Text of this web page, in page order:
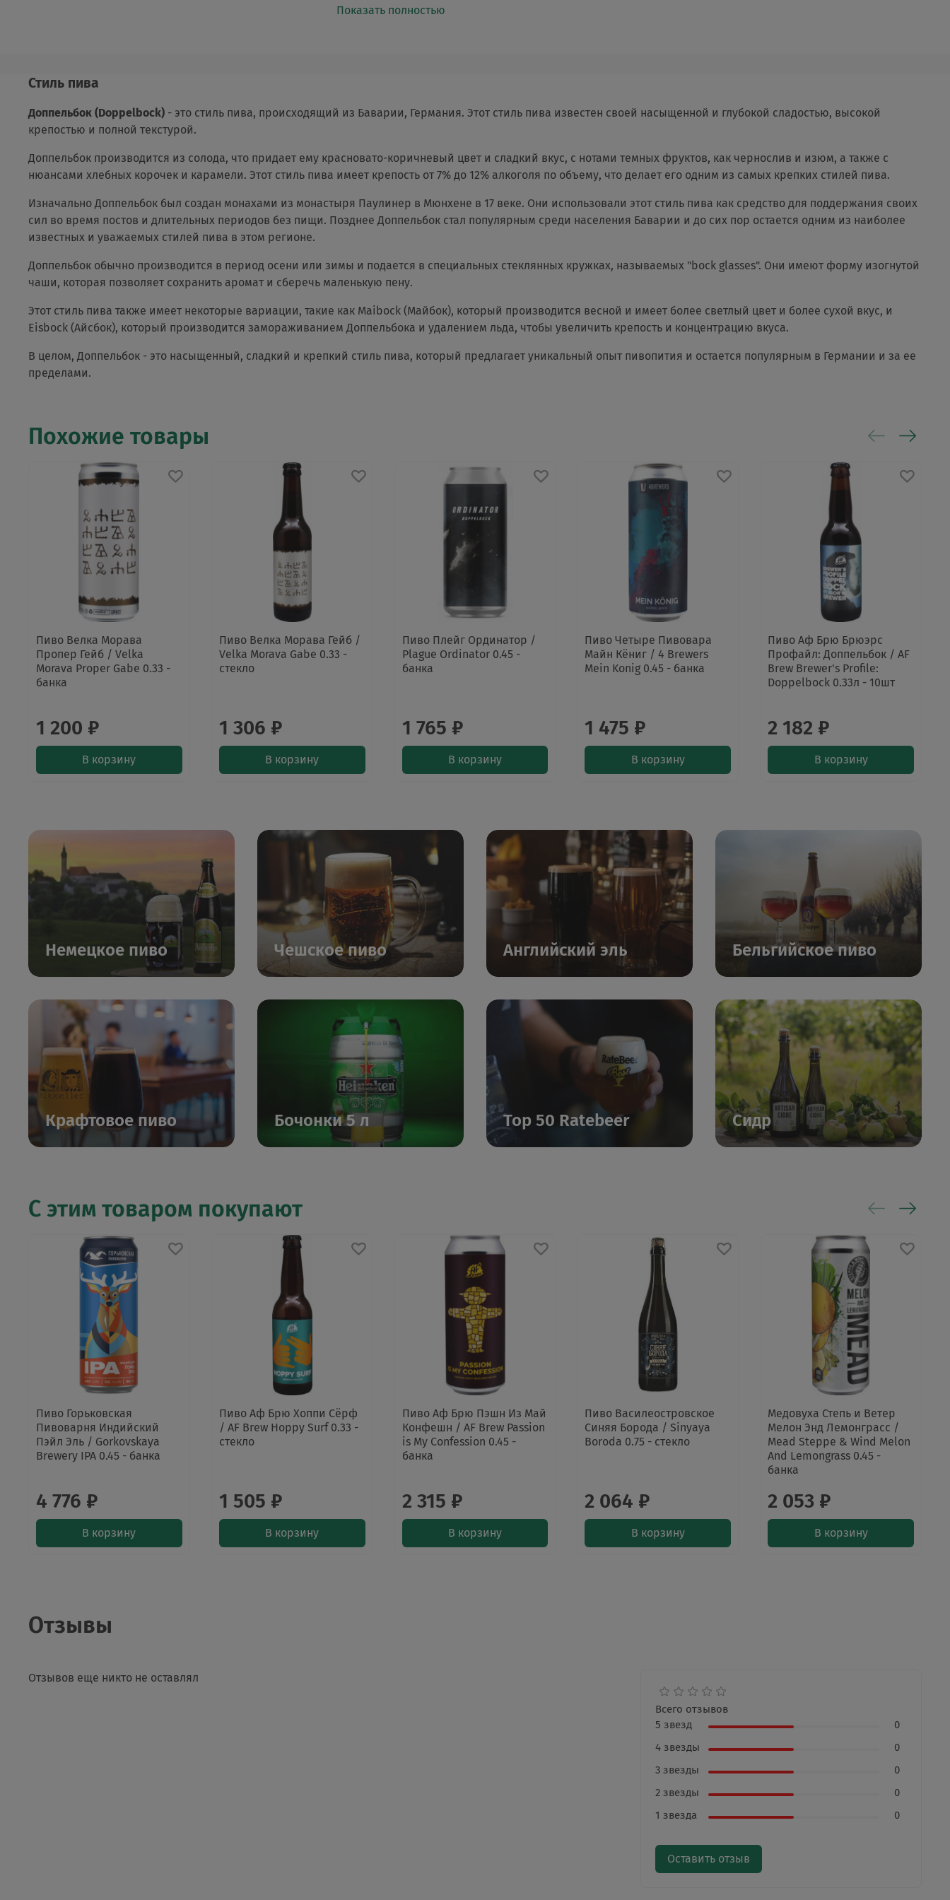
Показать полностью
Стиль пива
Доппельбок (Doppelbock) - это стиль пива, происходящий из Баварии, Германия. Этот стиль пива известен своей насыщенной и глубокой сладостью, высокой
крепостью и полной текстурой.
Доппельбок производится из солода, что придает ему красновато-коричневый цвет и сладкий вкус, с нотами темных фруктов, как чернослив и изюм, а также с
нюансами хлебных корочек и карамели. Этот стиль пива имеет крепость от 7% до 12% алкоголя по объему, что делает его одним из самых крепких стилей пива.
Изначально Доппельбок был создан монахами из монастыря Паулинер в Мюнхене в 17 веке. Они использовали этот стиль пива как средство для поддержания своих
сил во время постов и длительных периодов без пищи. Позднее Доппельбок стал популярным среди населения Баварии и до сих пор остается одним из наиболее
известных и уважаемых стилей пива в этом регионе.
Доппельбок обычно производится в период осени или зимы и подается в специальных стеклянных кружках, называемых "bock glasses". Они имеют форму изогнутой
чаши, которая позволяет сохранить аромат и сберечь маленькую пену.
Этот стиль пива также имеет некоторые вариации, такие как Maibock (Майбок), который производится весной и имеет более светлый цвет и более сухой вкус, и
Eisbock (Айсбок), который производится замораживанием Доппельбока и удалением льда, чтобы увеличить крепость и концентрацию вкуса.
В целом, Доппельбок - это насыщенный, сладкий и крепкий стиль пива, который предлагает уникальный опыт пивопития и остается популярным в Германии и за ее
пределами.
Похожие товары
Пиво Велка Морава
Пропер Гейб / Velka
Morava Proper Gabe 0.33 -
банка
1 200 ₽
В корзину
Пиво Велка Морава Гейб /
Velka Morava Gabe 0.33 -
стекло
1 306 ₽
В корзину
Пиво Плейг Ординатор /
Plague Ordinator 0.45 -
банка
1 765 ₽
В корзину
Пиво Четыре Пивовара
Майн Кёниг / 4 Brewers
Mein Konig 0.45 - банка
1 475 ₽
В корзину
Пиво Аф Брю Брюэрс
Профайл: Доппельбок / AF
Brew Brewer's Profile:
Doppelbock 0.33л - 10шт
2 182 ₽
В корзину
Немецкое пиво Чешское пиво Английский эль Бельгийское пиво
Крафтовое пиво Бочонки 5 л Top 50 Ratebeer Сидр
С этим товаром покупают
Пиво Горьковская
Пивоварня Индийский
Пэйл Эль / Gorkovskaya
Brewery IPA 0.45 - банка
4 776 ₽
В корзину
Пиво Аф Брю Хоппи Сёрф
/ AF Brew Hoppy Surf 0.33 -
стекло
1 505 ₽
В корзину
Пиво Аф Брю Пэшн Из Май
Конфешн / AF Brew Passion
is My Confession 0.45 -
банка
2 315 ₽
В корзину
Пиво Василеостровское
Синяя Борода / Sinyaya
Boroda 0.75 - стекло
2 064 ₽
В корзину
Медовуха Степь и Ветер
Мелон Энд Лемонграсс /
Mead Steppe & Wind Melon
And Lemongrass 0.45 -
банка
2 053 ₽
В корзину
Отзывы
Отзывов еще никто не оставлял
Всего отзывов
5 звезд
0
4 звезды
0
3 звезды
0
2 звезды
0
1 звезда
0
Оставить отзыв